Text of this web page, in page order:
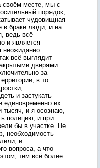
своём месте, мы с
порядок,
чудовищная
в браке люди, и на
ведь всё
и является
неожиданно
всё выглядит
дверями
за
в то
и застукать
единовременно их
тысяч, и я осознаю,
полицию, и при
бы в участке. Не
необходимость
и
вопроса, а что
тем всё более